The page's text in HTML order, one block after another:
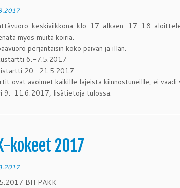
keskiviikkona klo 17 alkaen. 17-18
myös muita koiria.
perjantaisin koko päivän ja illan.
6.-7.5.2017
20.-21.5.2017
ovat avoimet kaikille lajeista kiinnostuneille, ei
9.-11.6.2017, lisätietoja tulossa.
kokeet 2017
BH PAKK